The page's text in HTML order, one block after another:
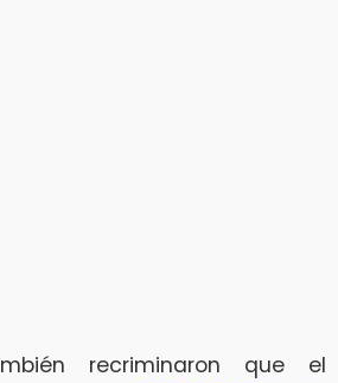
recriminaron que el